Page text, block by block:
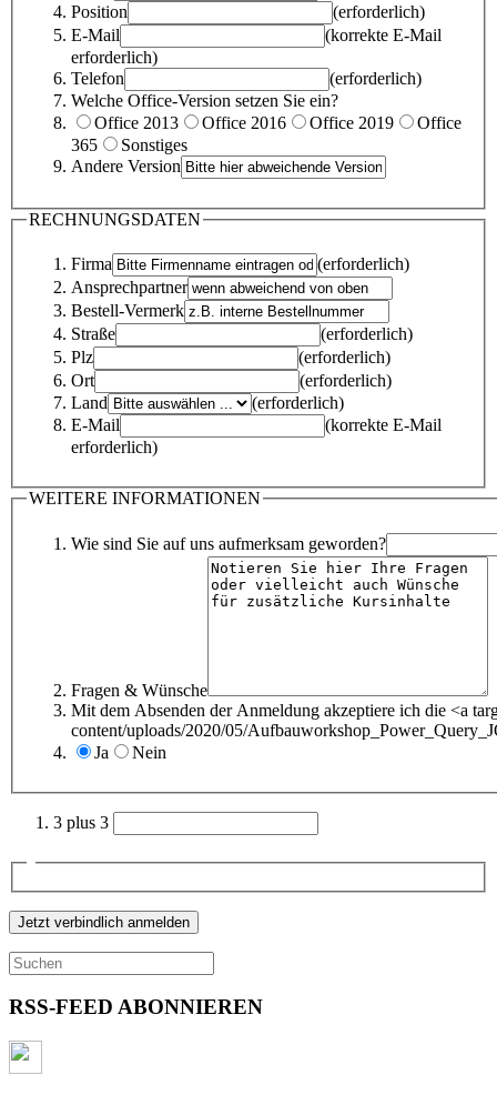
Position
(erforderlich)
E-Mail
(korrekte E-Mail
erforderlich)
Telefon
(erforderlich)
Welche Office-Version setzen Sie ein?
Office 2013
Office 2016 Office 2019
Office
365
Sonstiges
Andere Version
RECHNUNGSDATEN
Firma
(erforderlich)
Ansprechpartner
Bestell-Vermerk
Straße
(erforderlich)
Plz
(erforderlich)
Ort
(erforderlich)
Land
(erforderlich)
E-Mail
(korrekte E-Mail
erforderlich)
WEITERE INFORMATIONEN
Wie sind Sie auf uns aufmerksam geworden?
Fragen & Wünsche
Mit dem Absenden der Anmeldung akzeptiere ich die <a
content/uploads/2020/05/
Ja
Nein
3 plus 3
RSS-FEED ABONNIEREN